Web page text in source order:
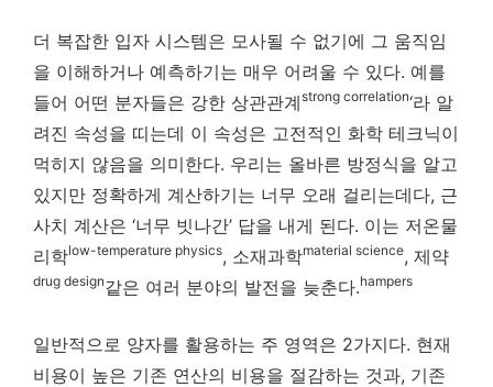
더 복잡한 입자 시스템은 모사될 수 없기에 그 움직임
을 이해하거나 예측하기는 매우 어려울 수 있다. 예를
들어 어떤 분자들은 강한 상관관계strong correlation‘라 알
려진 속성을 띠는데 이 속성은 고전적인 화학 테크닉이
먹히지 않음을 의미한다. 우리는 올바른 방정식을 알고
있지만 정확하게 계산하기는 너무 오래 걸리는데다, 근
사치 계산은 ‘너무 빗나간’ 답을 내게 된다. 이는 저온물
리학low-temperature physics, 소재과학material science, 제약
drug design같은 여러 분야의 발전을 늦춘다.hampers
일반적으로 양자를 활용하는 주 영역은 2가지다. 현재
비용이 높은 기존 연산의 비용을 절감하는 것과, 기존